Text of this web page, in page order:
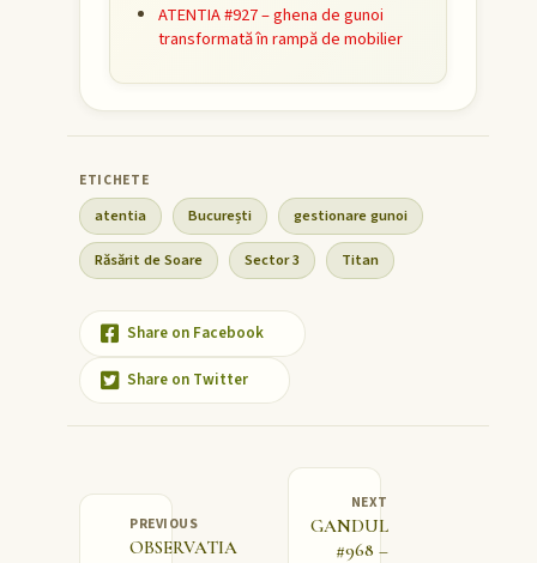
ATENTIA #927 – ghena de gunoi
transformată în rampă de mobilier
atentia București gestionare gunoi
Răsărit de Soare Sector 3 Titan
Share on Facebook
Share on Twitter
PREVIOUS
OBSERVATIA
NEXT
GANDUL
#968 –